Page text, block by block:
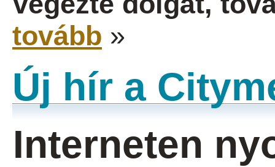
tovább »
Új hír a
Interneten